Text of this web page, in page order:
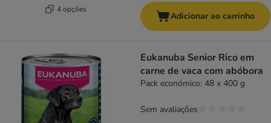
4 opções
Adicionar ao carrinho
Eukanuba Senior Rico em
carne de vaca com abóbora
Pack económico: 48 x 400 g
Sem avaliações